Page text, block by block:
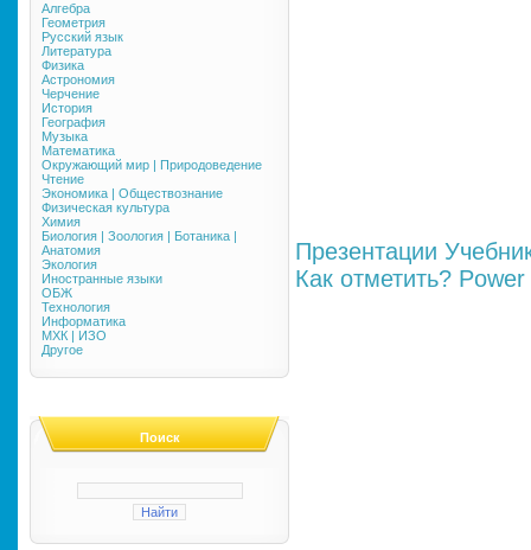
Алгебра
Геометрия
Русский язык
Литература
Физика
Астрономия
Черчение
История
География
Музыка
Математика
Окружающий мир | Природоведение
Чтение
Экономика | Обществознание
Физическая культура
Химия
Биология | Зоология | Ботаника |
Анатомия
Экология
Иностранные языки
ОБЖ
Технология
Информатика
МХК | ИЗО
Другое
Поиск
Презентации
Как отметить?